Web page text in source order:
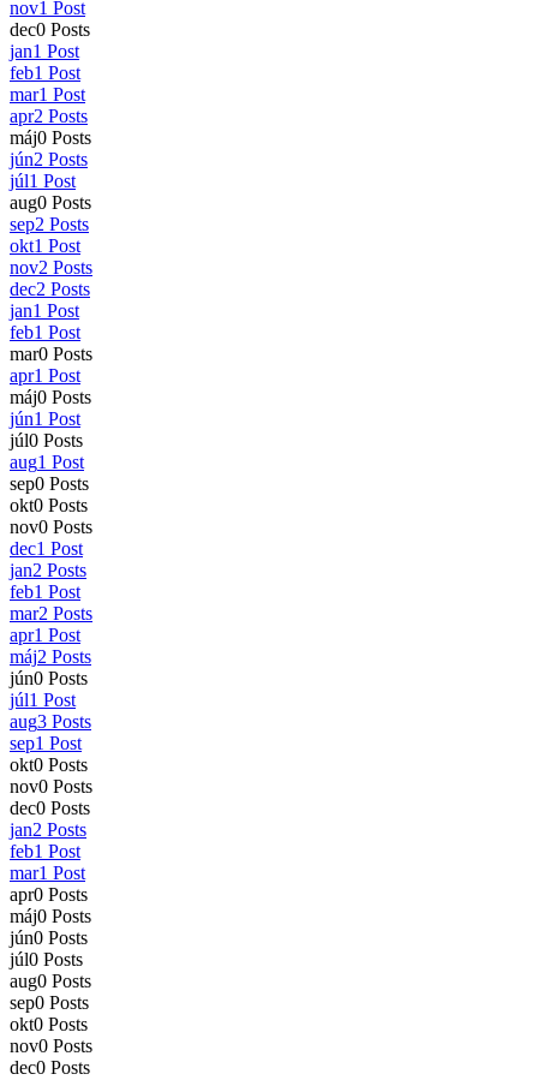
nov1 Post
dec0 Posts
jan1 Post
feb1 Post
mar1 Post
apr2 Posts
máj0 Posts
jún2 Posts
júl1 Post
aug0 Posts
sep2 Posts
okt1 Post
nov2 Posts
dec2 Posts
jan1 Post
feb1 Post
mar0 Posts
apr1 Post
máj0 Posts
jún1 Post
júl0 Posts
aug1 Post
sep0 Posts
okt0 Posts
nov0 Posts
dec1 Post
jan2 Posts
feb1 Post
mar2 Posts
apr1 Post
máj2 Posts
jún0 Posts
júl1 Post
aug3 Posts
sep1 Post
okt0 Posts
nov0 Posts
dec0 Posts
jan2 Posts
feb1 Post
mar1 Post
apr0 Posts
máj0 Posts
jún0 Posts
júl0 Posts
aug0 Posts
sep0 Posts
okt0 Posts
nov0 Posts
dec0 Posts